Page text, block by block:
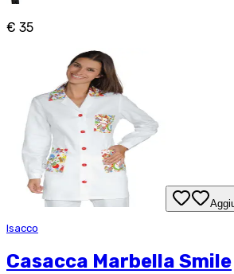
€ 35
Isacco
Casacca Marbella Smile